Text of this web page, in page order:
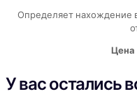
Определяет нахождение
Цена
У вас остались